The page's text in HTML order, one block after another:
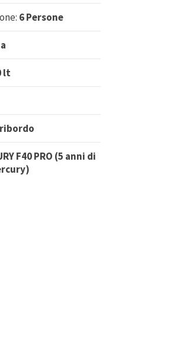
6 Persone
lt
F40 PRO (5 anni di